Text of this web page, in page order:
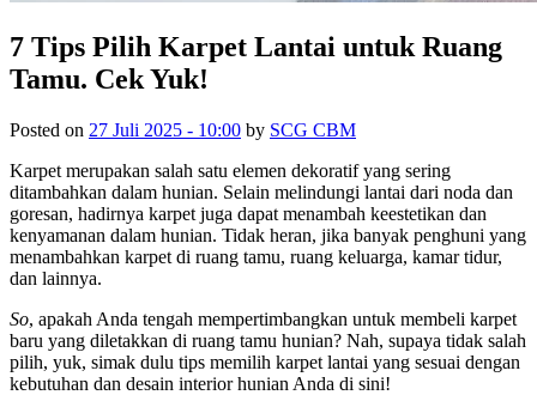
7 Tips Pilih Karpet Lantai untuk Ruang
Tamu. Cek Yuk!
Posted on 27 Juli 2025 - 10:00 by SCG CBM
Karpet merupakan salah satu elemen dekoratif yang sering
ditambahkan dalam hunian. Selain melindungi lantai dari noda dan
goresan, hadirnya karpet juga dapat menambah keestetikan dan
kenyamanan dalam hunian. Tidak heran, jika banyak penghuni yang
menambahkan karpet di ruang tamu, ruang keluarga, kamar tidur,
dan lainnya.
So, apakah Anda tengah mempertimbangkan untuk membeli karpet
baru yang diletakkan di ruang tamu hunian? Nah, supaya tidak salah
pilih, yuk, simak dulu tips memilih karpet lantai yang sesuai dengan
kebutuhan dan desain interior hunian Anda di sini!